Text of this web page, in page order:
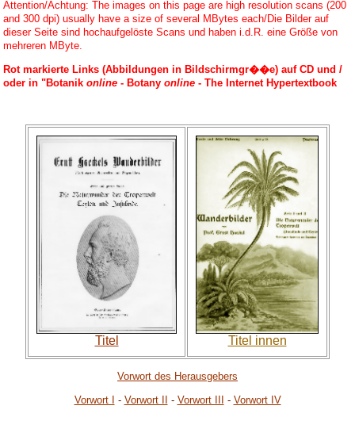
Attention/Achtung: The images on this page are high resolution scans (200
and 300 dpi) usually have a size of several MBytes each/Die Bilder auf
dieser Seite sind hochaufgelöste Scans und haben i.d.R. eine Größe von
mehreren MByte.
Rot markierte Links (Abbildungen in Bildschirmgr��e) auf CD und /
oder in "Botanikonline - Botanyonline - The Internet Hypertextbook
Titel Titel innen
Vorwort des Herausgebers
Vorwort I - Vorwort II - Vorwort III - Vorwort IV